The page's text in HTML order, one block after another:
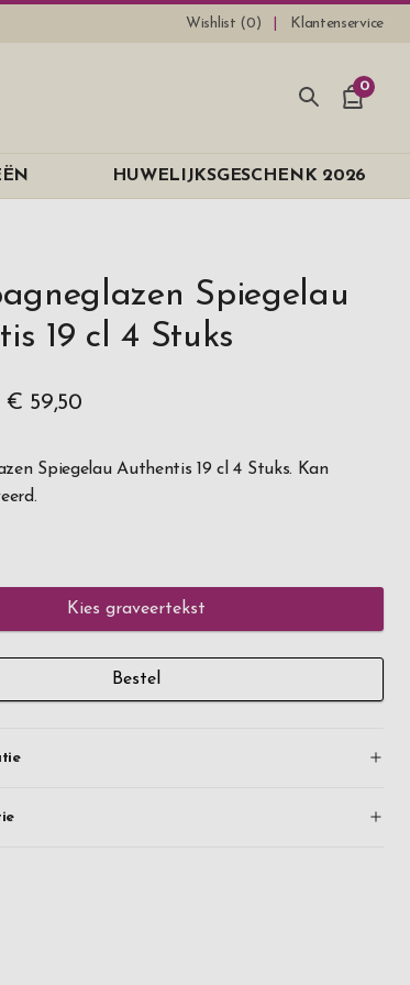
Wishlist (0) Klantenservice
0
HUWELIJKSGESCHENK 2026
Spiegelau
19 cl 4 Stuks
€ 59,50
Spiegelau Authentis 19 cl 4 Stuks. Kan
Kies graveertekst
Bestel